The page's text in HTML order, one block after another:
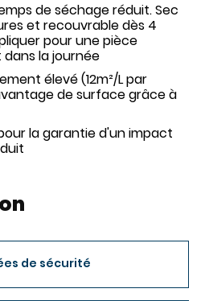
de séchage réduit. Sec
et recouvrable dès 4
pour une pièce
la journée
élevé (12m²/L par
de surface grâce à
pour la garantie d'un impact
de sécurité